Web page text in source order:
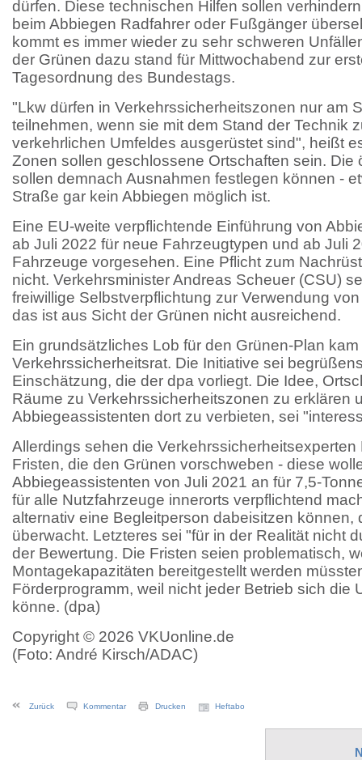
dürfen. Diese technischen Hilfen sollen
beim Abbiegen Radfahrer oder Fußgänger
kommt es immer wieder zu sehr schweren
der Grünen dazu stand für Mittwochabend zur
Tagesordnung des Bundestags.
"Lkw dürfen in Verkehrssicherheitszonen nur am
teilnehmen, wenn sie mit dem Stand der Technik
verkehrlichen Umfeldes ausgerüstet sind", heißt
Zonen sollen geschlossene Ortschaften sein. Die
sollen demnach Ausnahmen festlegen können -
Straße gar kein Abbiegen möglich ist.
Eine EU-weite verpflichtende Einführung von
ab Juli 2022 für neue Fahrzeugtypen und ab Juli
Fahrzeuge vorgesehen. Eine Pflicht zum
nicht. Verkehrsminister Andreas Scheuer (CSU)
freiwillige Selbstverpflichtung zur Verwendung
das ist aus Sicht der Grünen nicht ausreichend.
Ein grundsätzliches Lob für den Grünen-Plan
Verkehrssicherheitsrat. Die Initiative sei
Einschätzung, die der dpa vorliegt. Die Idee,
Räume zu Verkehrssicherheitszonen zu erklären
Abbiegeassistenten dort zu verbieten, sei
Allerdings sehen die Verkehrssicherheitsexperten
Fristen, die den Grünen vorschweben - diese
Abbiegeassistenten von Juli 2021 an für 7,5-
für alle Nutzfahrzeuge innerorts verpflichtend
alternativ eine Begleitperson dabeisitzen können,
überwacht. Letzteres sei "für in der Realität nicht
der Bewertung. Die Fristen seien problematisch,
Montagekapazitäten bereitgestellt werden
Förderprogramm, weil nicht jeder Betrieb sich die
könne. (dpa)
Copyright © 2026 VKUonline.de
(Foto: André Kirsch/ADAC)
Zurück Kommentar Drucken Heftabo